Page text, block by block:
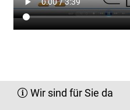
Wir sind für Sie da